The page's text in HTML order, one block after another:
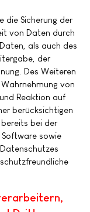
die Sicherung der
von Daten durch
als auch des
der
Des Weiteren
von
Reaktion auf
berücksichtigen
bei der
sowie